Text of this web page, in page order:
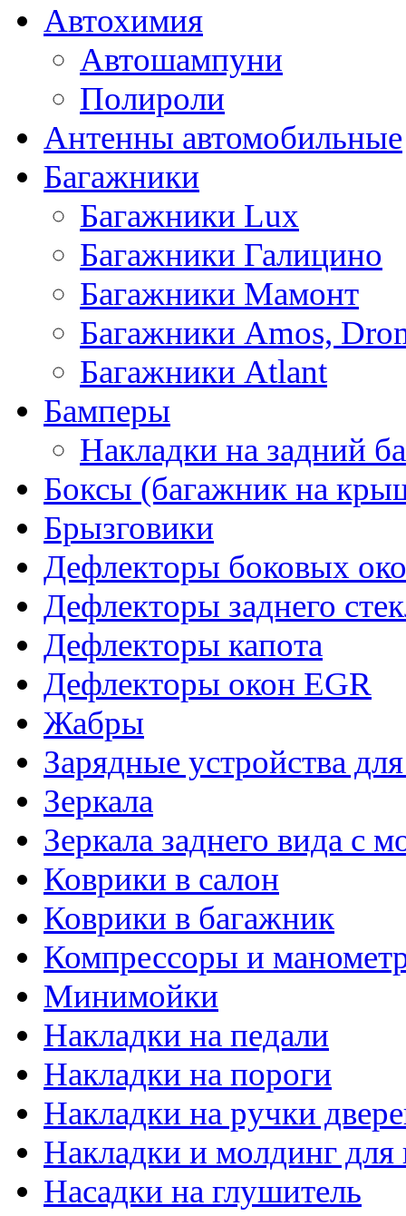
Автохимия
Автошампуни
Полироли
Антенны автомобильные
Багажники
Багажники Lux
Багажники Галицино
Багажники Мамонт
Багажники Amos,
Багажники Atlant
Бамперы
Накладки на задний
Боксы (багажник на
Брызговики
Дефлекторы боковых
Дефлекторы заднего
Дефлекторы капота
Дефлекторы окон EGR
Жабры
Зарядные устройства
Зеркала
Зеркала заднего вида с
Коврики в салон
Коврики в багажник
Компрессоры и
Минимойки
Накладки на педали
Накладки на пороги
Накладки на ручки
Накладки и молдинг для
Насадки на глушитель